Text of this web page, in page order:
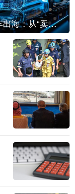
中国汽车出海：从“卖出去”到“走进去”